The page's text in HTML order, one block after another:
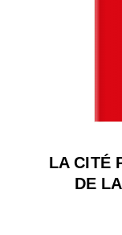
LA CITÉ
DE